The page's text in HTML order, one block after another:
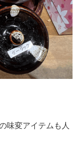
味変アイテムも人